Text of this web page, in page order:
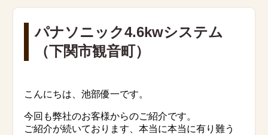
パナソニック4.6kwシステム
（下関市観音町）
こんにちは、池部優一です。
今回も弊社のお客様からのご紹介です。
ご紹介が続いております、本当に本当に有り難う